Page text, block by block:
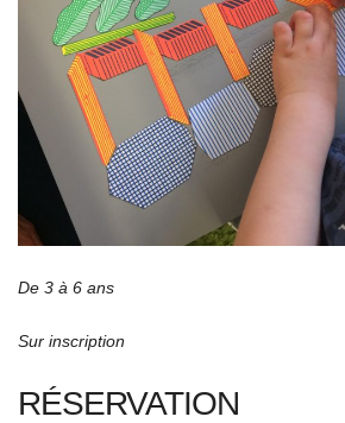
De 3 à 6 ans
Sur inscription
RÉSERVATION